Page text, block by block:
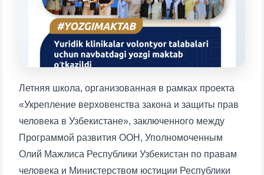
Летняя школа, организованная в рамках проекта
«Укрепление верховенства закона и защиты прав
человека в Узбекистане», заключенного между
Программой развития ООН, Уполномоченным
Олий Мажлиса Республики Узбекистан по правам
человека и Министерством юстиции Республики
3. Собеседование (бакалавр) (8)
4. Собеседование (магистр) (5)
6. Онлайн-заявки (15) 7. Колл-центр (4)
✉️ Написать администратору